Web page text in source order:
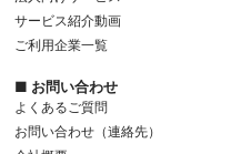
サービス紹介動画
ご利用企業一覧
■ お問い合わせ
よくあるご質問
お問い合わせ（連絡先）